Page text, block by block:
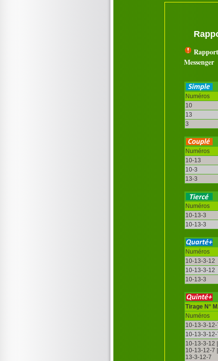
Messenger
Numéros
10
13
3
Numéros
10-13
10-3
13-3
Numéros
10-13-3
10-13-3
Numéros
10-13-3-12
10-13-3-12
10-13-3
Tirage N°
Numéros
10-13-3-
10-13-3-
10-13-3-12
10-13-12-7
13-3-12-7